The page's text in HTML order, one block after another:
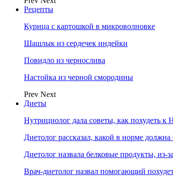
Рецепты
Курица с картошкой в микроволновке
Шашлык из сердечек индейки
Повидло из чернослива
Настойка из черной смородины
Prev Next
Диеты
Нутрициолог дала советы, как похудеть к
Диетолог рассказал, какой в норме
Диетолог назвала белковые продукты,
Врач-диетолог назвал помогающий